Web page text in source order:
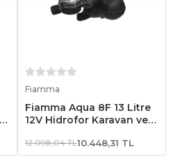
Fiamma
Fiamma Aqua 8F 13 Litre
12V Hidrofor Karavan ve
12.098,04 TL10.448,31 TL